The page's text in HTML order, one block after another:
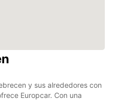
y sus alrededores con
Europcar. Con una